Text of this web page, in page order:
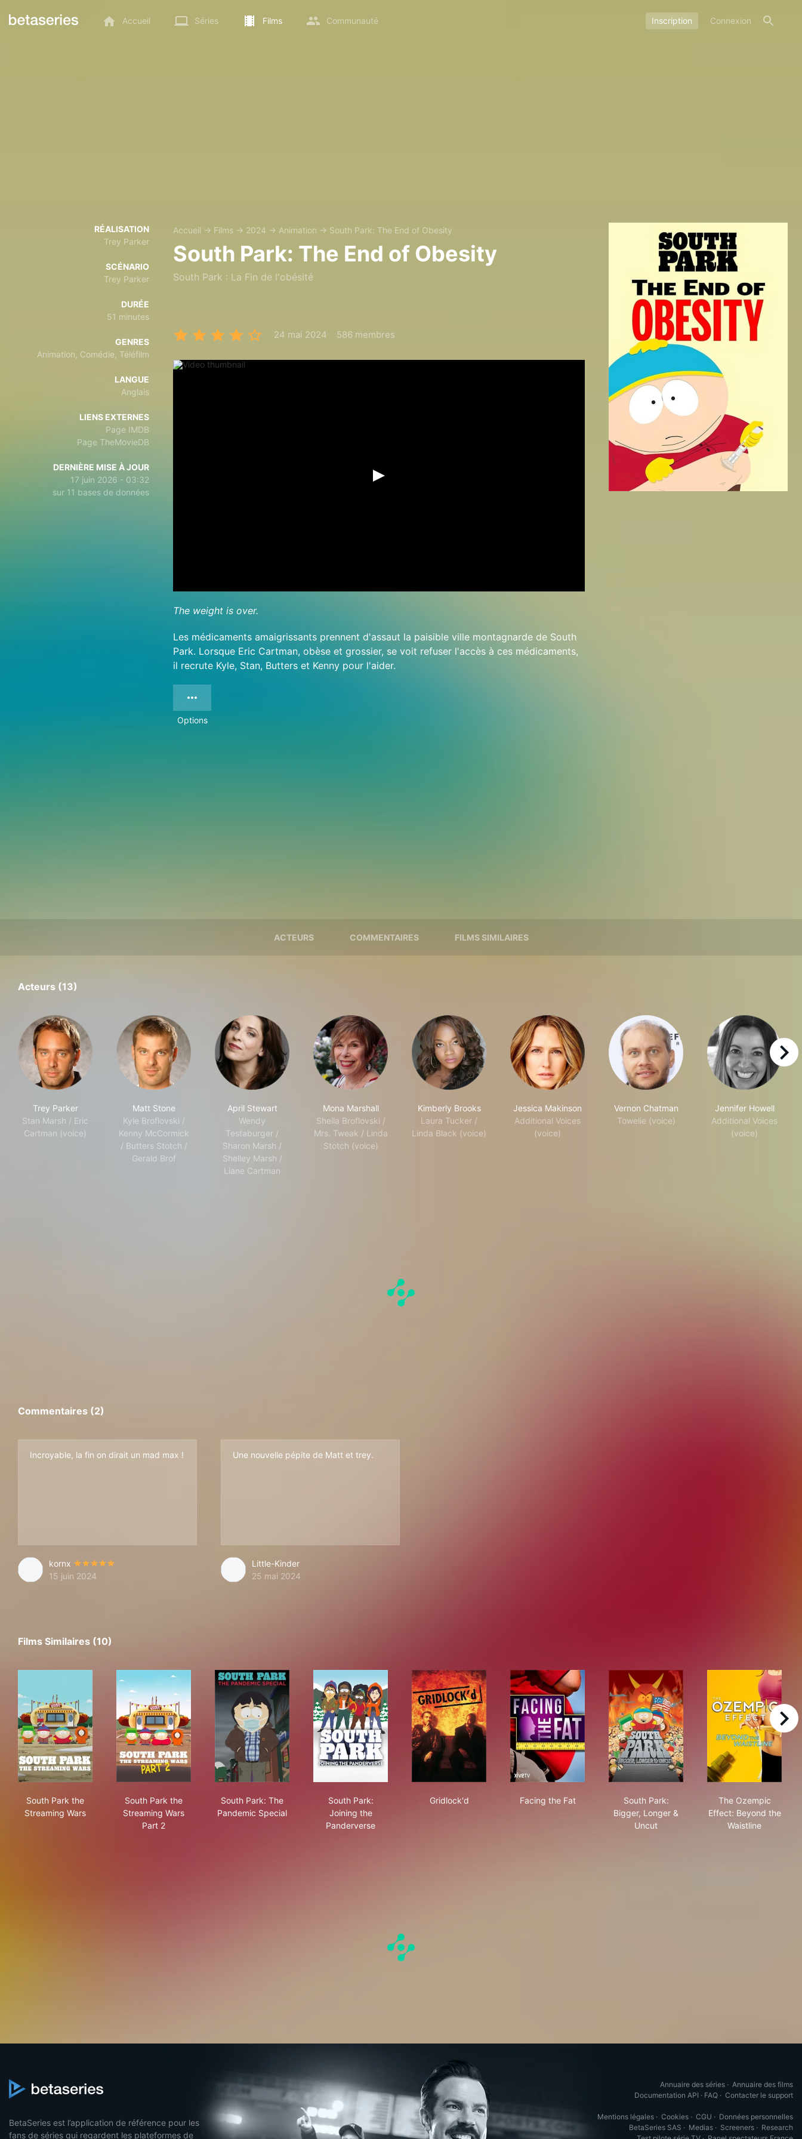
Accueil Séries Films Communauté Inscription Connexion
RÉALISATION
Trey Parker
SCÉNARIO
Trey Parker
DURÉE
51 minutes
GENRES
Animation, Comédie, Téléfilm
LANGUE
Anglais
LIENS EXTERNES
Page IMDB
Page TheMovieDB
DERNIÈRE MISE À JOUR
17 juin 2026 - 03:32
sur 11 bases de données
Accueil → Films → 2024 → Animation → South Park: The End of Obesity
South Park: The End of Obesity
South Park : La Fin de l'obésité
24 mai 2024 586 membres
The weight is over.
Les médicaments amaigrissants prennent d'assaut la paisible ville montagnarde de South
Park. Lorsque Eric Cartman, obèse et grossier, se voit refuser l'accès à ces médicaments,
il recrute Kyle, Stan, Butters et Kenny pour l'aider.
Options
ACTEURS COMMENTAIRES FILMS SIMILAIRES
Acteurs (13)
Trey Parker
Stan Marsh / Eric
Cartman (voice)
Matt Stone
Kyle Broflovski /
Kenny McCormick
/ Butters Stotch /
Gerald Brof
April Stewart
Wendy
Testaburger /
Sharon Marsh /
Shelley Marsh /
Liane Cartman
Mona Marshall
Sheila Broflovski /
Mrs. Tweak / Linda
Stotch (voice)
Kimberly Brooks
Laura Tucker /
Linda Black (voice)
Jessica Makinson
Additional Voices
(voice)
Vernon Chatman
Towelie (voice)
Jennifer Howell
Additional Voices
(voice)
right
Commentaires (2)
Incroyable, la fin on dirait un mad max !
kornx
15 juin 2024
Une nouvelle pépite de Matt et trey.
Little-Kinder
25 mai 2024
Films Similaires (10)
South Park the
Streaming Wars
South Park the
Streaming Wars
Part 2
South Park: The
Pandemic Special
South Park:
Joining the
Panderverse
Gridlock'd
Facing the Fat
South Park:
Bigger, Longer &
Uncut
The Ozempic
Effect: Beyond the
Waistline
right
BetaSeries est l’application de référence pour les
fans de séries qui regardent les plateformes de
Annuaire des séries · Annuaire des films
Documentation API · FAQ · Contacter le support
Mentions légales · Cookies · CGU · Données personnelles
BetaSeries SAS · Medias · Screeners · Research